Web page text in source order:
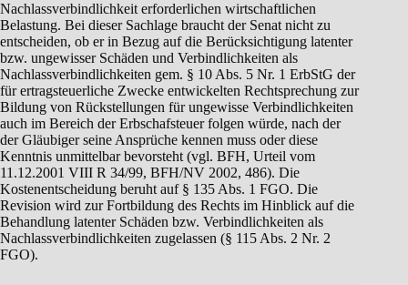
Nachlassverbindlichkeit erforderlichen wirtschaftlichen
Belastung. Bei dieser Sachlage braucht der Senat nicht zu
entscheiden, ob er in Bezug auf die Berücksichtigung latenter
bzw. ungewisser Schäden und Verbindlichkeiten als
Nachlassverbindlichkeiten gem. § 10 Abs. 5 Nr. 1 ErbStG der
für ertragsteuerliche Zwecke entwickelten Rechtsprechung zur
Bildung von Rückstellungen für ungewisse Verbindlichkeiten
auch im Bereich der Erbschafsteuer folgen würde, nach der
der Gläubiger seine Ansprüche kennen muss oder diese
Kenntnis unmittelbar bevorsteht (vgl. BFH, Urteil vom
11.12.2001 VIII R 34/99, BFH/NV 2002, 486). Die
Kostenentscheidung beruht auf § 135 Abs. 1 FGO. Die
Revision wird zur Fortbildung des Rechts im Hinblick auf die
Behandlung latenter Schäden bzw. Verbindlichkeiten als
Nachlassverbindlichkeiten zugelassen (§ 115 Abs. 2 Nr. 2
FGO).